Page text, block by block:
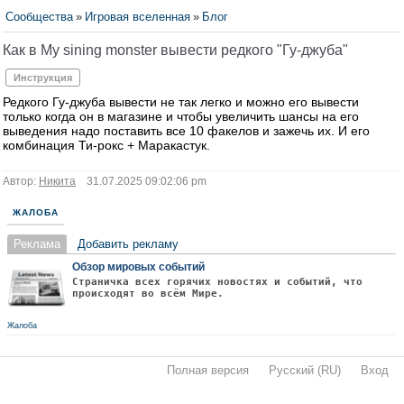
Сообщества » Игровая вселенная » Блог
Как в My sining monster вывести редкого "Гу-джуба"
Инструкция
Редкого Гу-джуба вывести не так легко и можно его вывести
только когда он в магазине и чтобы увеличить шансы на его
выведения надо поставить все 10 факелов и зажечь их. И его
комбинация Ти-рокс + Маракастук.
Автор: Никита 31.07.2025 09:02:06 pm
ЖАЛОБА
Реклама Добавить рекламу
Обзор мировых событий
Страничка всех горячих новостях и событий, что
происходят во всём Мире.
Жалоба
Полная версия Русский (RU) Вход